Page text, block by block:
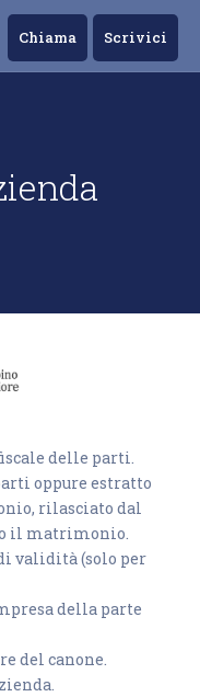
Chiama Scrivici
delle parti.
oppure estratto
rilasciato dal
il matrimonio.
validità (solo per
della parte
del canone.